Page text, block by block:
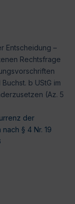
Entscheidung –
Rechtsfrage
b UStG im
(Az. 5
der
§ 4 Nr. 19